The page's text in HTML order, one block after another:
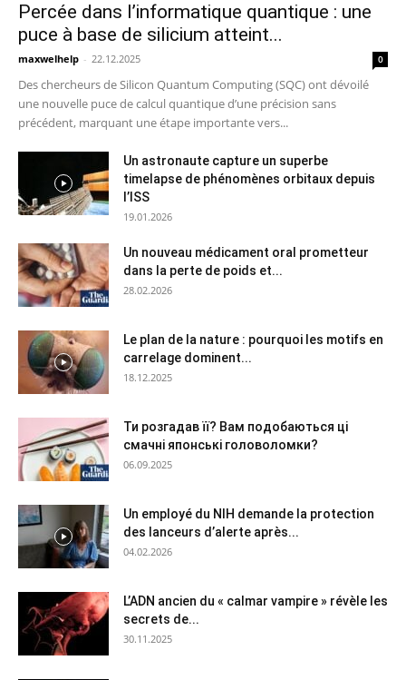
Percée dans l’informatique quantique : une
puce à base de silicium atteint...
maxwelhelp - 22.12.2025 0
Des chercheurs de Silicon Quantum Computing (SQC) ont dévoilé
une nouvelle puce de calcul quantique d’une précision sans
précédent, marquant une étape importante vers...
Un astronaute capture un superbe
timelapse de phénomènes orbitaux depuis
l’ISS
19.01.2026
Un nouveau médicament oral prometteur
dans la perte de poids et...
28.02.2026
Le plan de la nature : pourquoi les motifs en
carrelage dominent...
18.12.2025
Ти розгадав її? Вам подобаються ці
смачні японські головоломки?
06.09.2025
Un employé du NIH demande la protection
des lanceurs d’alerte après...
04.02.2026
L’ADN ancien du « calmar vampire » révèle les
secrets de...
30.11.2025